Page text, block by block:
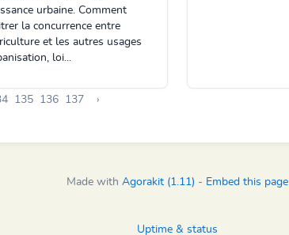
urbaine. Comment
la concurrence entre
et les autres usages
loi...
135 136 137 ›
Made with Agorakit (1.11) - Embed this page
Uptime & status